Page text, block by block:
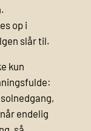
op i
slår til.
kun
endelig